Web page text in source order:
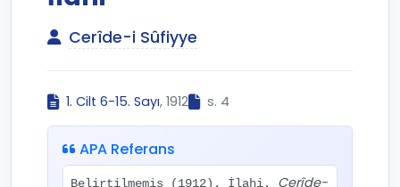
Cerîde-i Sûfiyye
1. Cilt 6-15. Sayı, 1912 s. 4
APA Referans
Belirtilmemiş (1912). İlahi. Cerîde-